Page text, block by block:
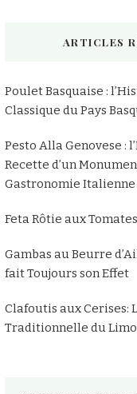
ARTICLES
Poulet Basquaise :
Classique du Pays
Pesto Alla Genovese :
Recette d’un
Gastronomie Italienne
Feta Rôtie aux
Gambas au Beurre
fait Toujours son Effet
Clafoutis aux Cerises:
Traditionnelle du